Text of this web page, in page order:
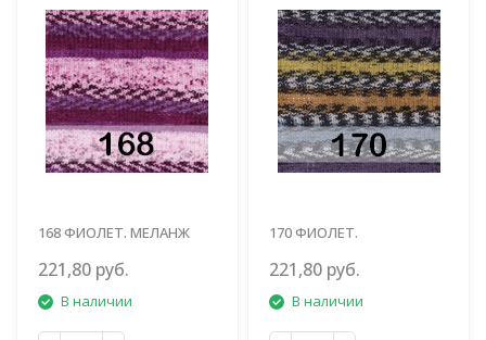
168 ФИОЛЕТ. МЕЛАНЖ
221,80 руб.
В наличии
170 ФИОЛЕТ.
221,80 руб.
В наличии